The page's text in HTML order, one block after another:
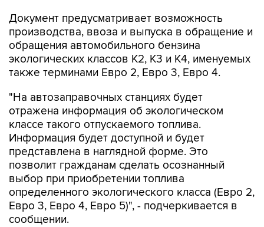
Документ предусматривает возможность
производства, ввоза и выпуска в обращение и
обращения автомобильного бензина
экологических классов К2, К3 и К4, именуемых
также терминами Евро 2, Евро 3, Евро 4.
"На автозаправочных станциях будет
отражена информация об экологическом
классе такого отпускаемого топлива.
Информация будет доступной и будет
представлена в наглядной форме. Это
позволит гражданам сделать осознанный
выбор при приобретении топлива
определенного экологического класса (Евро 2,
Евро 3, Евро 4, Евро 5)", - подчеркивается в
сообщении.